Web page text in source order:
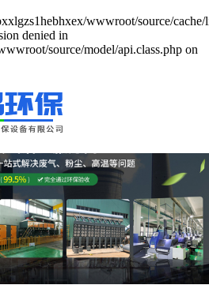
wwwroot/source/cache/
denied in
source/model/api.class.php on